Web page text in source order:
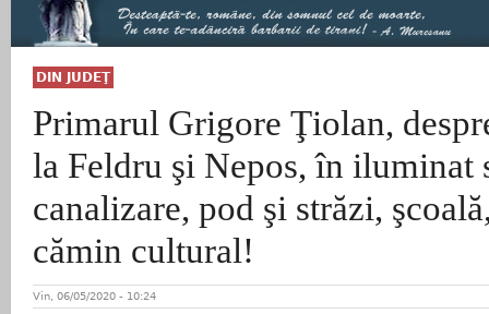
DIN JUDEŢ
Primarul Grigore Ţiolan,
la Feldru şi Nepos, în iluminat
canalizare, pod şi străzi,
cămin cultural!
Vin, 06/05/2020 - 10:24